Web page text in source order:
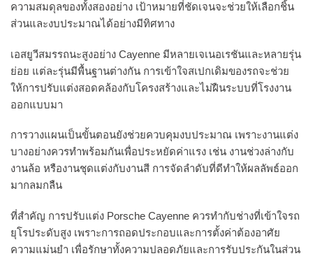
ความสมดุลของทั้งสองอย่าง เป้าหมายที่ชัดเจนจะช่วยให้เลือกชิ้น
ส่วนและงบประมาณได้อย่างมีทิศทาง
เอสยูวีสมรรถนะสูงอย่าง Cayenne มีหลายเจเนอเรชันและหลายรุ่น
ย่อย แต่ละรุ่นมีพื้นฐานต่างกัน การเข้าใจสเปกเดิมของรถจะช่วย
ให้การปรับแต่งสอดคล้องกับโครงสร้างและไม่ฝืนระบบที่โรงงาน
ออกแบบมา
การวางแผนเป็นขั้นตอนยังช่วยควบคุมงบประมาณ เพราะงานแต่ง
บางอย่างควรทำพร้อมกันเพื่อประหยัดค่าแรง เช่น งานช่วงล่างกับ
งานล้อ หรืองานชุดแต่งกับงานสี การจัดลำดับที่ดีทำให้ผลลัพธ์ออก
มากลมกลืน
ที่สำคัญ การปรับแต่ง Porsche Cayenne ควรทำกับช่างที่เข้าใจรถ
ยุโรประดับสูง เพราะการถอดประกอบและการตั้งค่าต้องอาศัย
ความแม่นยำ เพื่อรักษาทั้งความปลอดภัยและการรับประกันในส่วน